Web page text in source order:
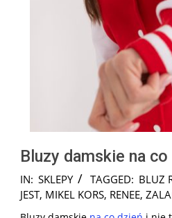
Bluzy damskie na
2025-
06-
IN: SKLEPY TAGGED: BLUZ
JEST, MIKEL KORS, RENEE,